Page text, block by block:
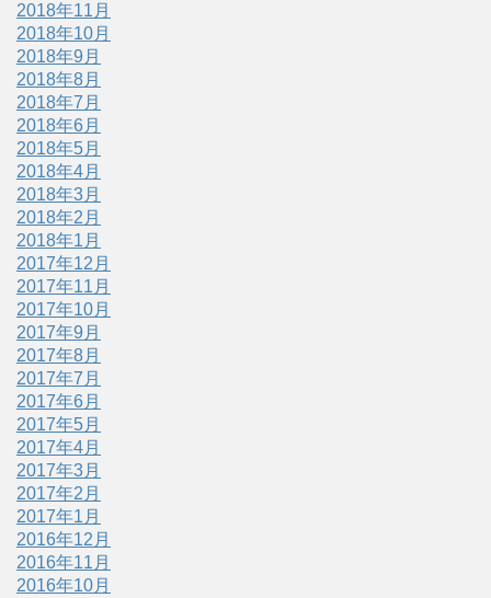
2018年11月
2018年10月
2018年9月
2018年8月
2018年7月
2018年6月
2018年5月
2018年4月
2018年3月
2018年2月
2018年1月
2017年12月
2017年11月
2017年10月
2017年9月
2017年8月
2017年7月
2017年6月
2017年5月
2017年4月
2017年3月
2017年2月
2017年1月
2016年12月
2016年11月
2016年10月